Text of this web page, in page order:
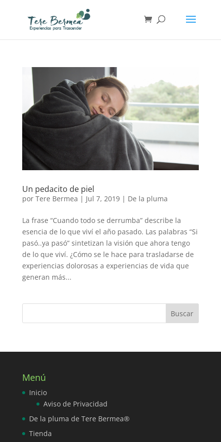
Un pedacito de piel
por Tere Bermea | Jul 7, 2019| De la pluma
La frase “Cuando todo se derrumba” describe la
esencia de lo que viví el año pasado. Las palabras “Si
pasó..ya pasó” sintetizan la visión que ahora tengo
de lo que viví. ¿Cómo se le hace para trasladarse de
experiencias dolorosas a experiencias de vida que
generan más...
Menú
Inicio
Aviso de Privacidad
De la pluma de Tere Bermea®
Tienda